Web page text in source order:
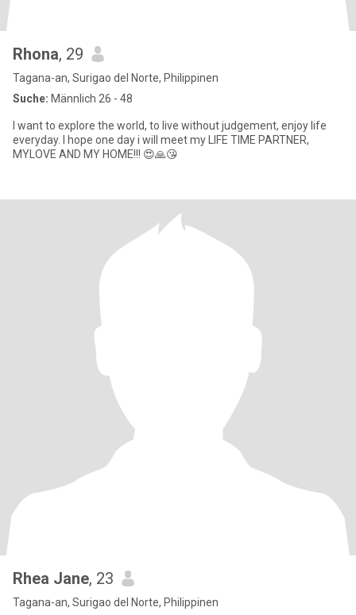
Rhona, 29
Tagana-an, Surigao del Norte, Philippinen
Suche: Männlich 26 - 48
I want to explore the world, to live without judgement, enjoy life
everyday. I hope one day i will meet my LIFE TIME PARTNER,
MYLOVE AND MY HOME!!! 😍🙏😘
Rhea Jane, 23
Tagana-an, Surigao del Norte, Philippinen